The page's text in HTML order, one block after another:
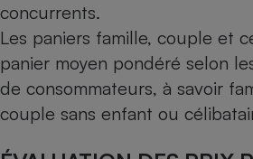
concurrents.
Les paniers famille, couple et
panier moyen pondéré selon
de consommateurs, à savoir
couple sans enfant ou